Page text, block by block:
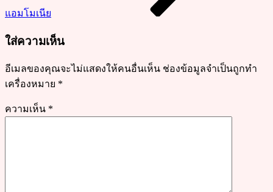
เด็ด
แอมโมเนีย
ใส่ความเห็น
อีเมลของคุณจะไม่แสดงให้คนอื่นเห็น ช่องข้อมูลจำเป็นถูกทำ
เครื่องหมาย *
ความเห็น *